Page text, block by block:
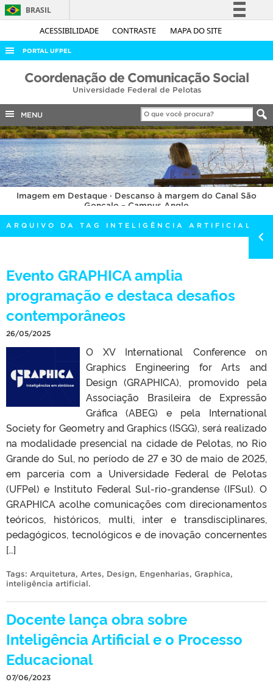
ACESSIBILIDADE CONTRASTE MAPA DO SITE
BRASIL
Simplifique!
Acesso à informação
Legislação
Canais
PORTAL UFPEL
ACESSO À INFORMAÇÃO
COBALTO
CONCURSOS
EDITAIS
INTERNACIONAL
OUVIDORIA
PORTARIAS
TELEFONES
Coordenação de Comunicação Social
Universidade Federal de Pelotas
MENU
Imagem em Destaque · Descanso à margem do Canal São
Gonçalo – Campus Anglo
ARQUIVO DA TAG INTELIGÊNCIA ARTIFICIAL
Evento GRAPHICA amplia
programação e destaca desafios
contemporâneos
26/05/2025
O XV International Conference on
Graphics Engineering for Arts and
Design (GRAPHICA), promovido pela
Associação Brasileira de Expressão
Gráfica (ABEG) e pela International
Society for Geometry and Graphics (ISGG), será realizado
na modalidade presencial na cidade de Pelotas, no Rio
Grande do Sul, no período de 27 e 30 de maio de 2025,
em parceria com a Universidade Federal de Pelotas
(UFPel) e Instituto Federal Sul-rio-grandense (IFSul). O
GRAPHICA acolhe comunicações com direcionamentos
teóricos, históricos, multi, inter e transdisciplinares,
pedagógicos, tecnológicos e de inovação concernentes
[…]
Tags: Arquitetura, Artes, Design, Engenharias, Graphica,
inteligência artificial.
Docente lança obra sobre
Inteligência Artificial e o Processo
Educacional
07/06/2023